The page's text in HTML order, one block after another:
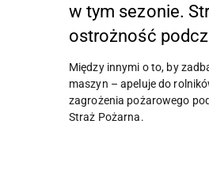
w tym sezonie.
ostrożność
Między innymi o to, by
maszyn – apeluje do
zagrożenia pożarowego
Straż Pożarna.